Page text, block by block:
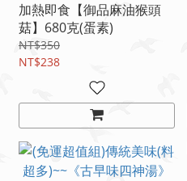
加熱即食【御品麻油猴頭
菇】680克(蛋素)
NT$350
NT$238